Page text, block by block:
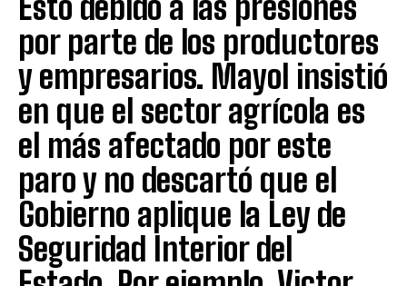
Esto debido a las presiones
por parte de los productores
y empresarios. Mayol insistió
en que el sector agrícola es
el más afectado por este
paro y no descartó que el
Gobierno aplique la Ley de
Seguridad Interior del